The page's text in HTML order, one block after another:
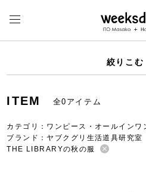
絞りこむ
ITEM 全0アイテム
カテゴリ：ワンピース・オールインワ
ブランド：ヤブクグリ生活道具研究室
THE LIBRARYの秋の服